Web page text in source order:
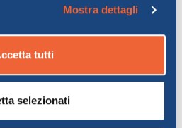
Mostra dettagli
tutti
selezionati
il